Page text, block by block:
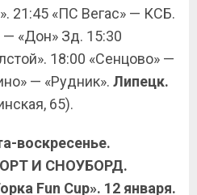
21:45 «ПС Вегас» — КСБ.
«Дон» Зд. 15:30
18:00 «Сенцово» —
— «Рудник». Липецк.
65).
воскресенье.
И СНОУБОРД.
Fun Cup». 12 января.